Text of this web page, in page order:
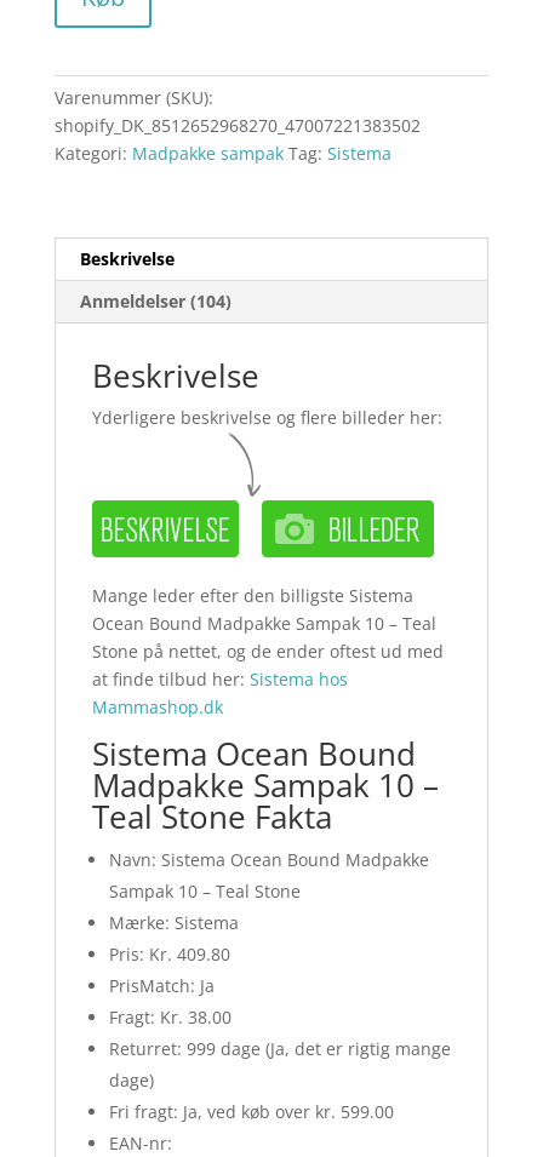
Varenummer (SKU):
shopify_DK_8512652968270_47007221383502
Kategori: Madpakke sampak Tag: Sistema
Beskrivelse
Anmeldelser (104)
Beskrivelse
Yderligere beskrivelse og flere billeder her:
Mange leder efter den billigste Sistema
Ocean Bound Madpakke Sampak 10 – Teal
Stone på nettet, og de ender oftest ud med
at finde tilbud her: Sistema hos
Mammashop.dk
Sistema Ocean Bound
Madpakke Sampak 10 –
Teal Stone Fakta
Navn: Sistema Ocean Bound Madpakke
Sampak 10 – Teal Stone
Mærke: Sistema
Pris: Kr. 409.80
PrisMatch: Ja
Fragt: Kr. 38.00
Returret: 999 dage (Ja, det er rigtig mange
dage)
Fri fragt: Ja, ved køb over kr. 599.00
EAN-nr: